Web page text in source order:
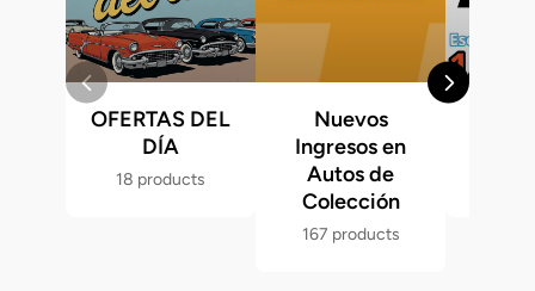
OFERTAS DEL
DÍA
18 products
Nuevos
Ingresos en
Autos de
Colección
167 products